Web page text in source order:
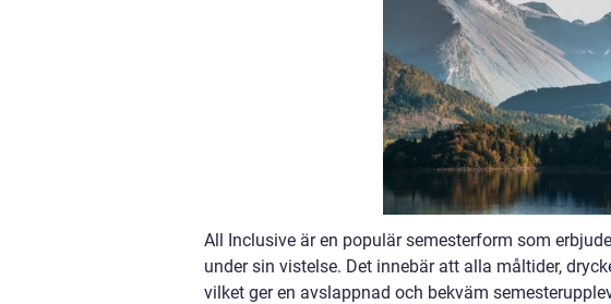
All Inclusive är en populär semesterform som
under sin vistelse. Det innebär att alla måltider,
vilket ger en avslappnad och bekväm